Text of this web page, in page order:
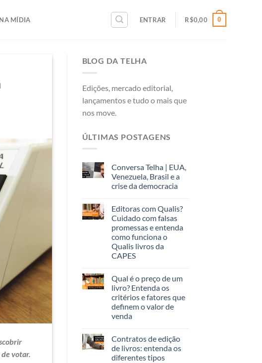
NA MÍDIA ENTRAR R$0,00 0
votar.
BLOG DA TELHA
Edições, mercado editorial,
lançamentos e tudo o mais que
nos move.
ÚLTIMAS POSTAGENS
Conversa Telha | EUA,
Venezuela, Brasil e a
crise da democracia
Editoras com Qualis?
Cuidado com falsas
promessas e entenda
como funciona o
Qualis livros da
CAPES
Qual é o preço de um
livro? Entenda os
critérios e fatores que
definem o valor de
venda
Contratos de edição
de livros: entenda os
diferentes tipos